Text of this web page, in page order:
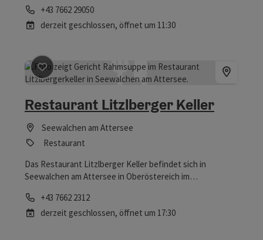
regionale Fischspezialitäten direkt auf unserer Terrasse
mit Blick in den Hafen oder in unserem geschmackvollen
Telefon
+43 7662 29050
derzeit geschlossen, öffnet um 11:30
Beitrag merken: Restaurant Litzlberger Keller
Restaurant Litzlberger Keller
Seewalchen am Attersee
Restaurant
Das Restaurant Litzlberger Keller befindet sich in
Seewalchen am Attersee in Oberöstereich im
dem späten 18. Jahrhundert darf man sich auf ein
gemütliches und einzigartiges Ambiente freuen. Im
Telefon
+43 7662 2312
derzeit geschlossen, öffnet um 17:30